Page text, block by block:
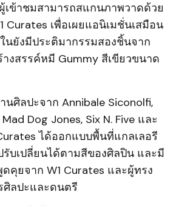
ข้าชมสามารถสแกนภาพวาดด้วย
Curates เพื่อเผยแอนิเมชั่นเสมือน
นยังมีประติมากรรมสองชิ้นจาก
งสรรค์หมี Gummy สีเขียวขนาด
ศิลปะจาก Annibale Siconolfi,
Dog Jones, Six N. Five และ
ได้ออกแบบพื้นที่แกลเลอรี
รับเปลี่ยนได้ตามสีของศิลปิน และมี
คุยจาก W1 Curates และผู้ทรง
ศิลปะและดนตรี